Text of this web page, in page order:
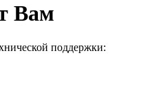
Вам
поддержки: